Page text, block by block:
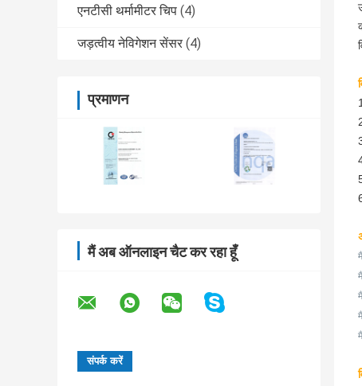
एनटीसी थर्मामीटर चिप (4)
जड़त्वीय नेविगेशन सेंसर (4)
प्रमाणन
मैं अब ऑनलाइन चैट कर रहा हूँ मैं
मैं
मैं
मैं
मैं